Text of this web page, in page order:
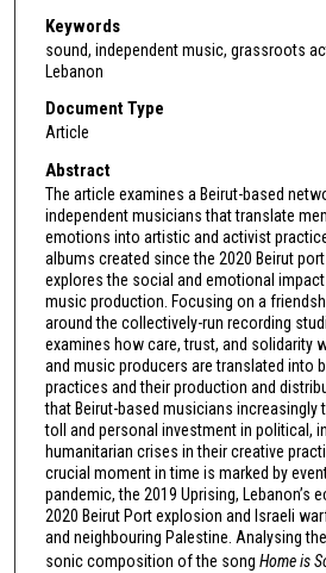
Keywords
sound, independent music, grassroots
Lebanon
Document Type
Article
Abstract
The article examines a Beirut-based
independent musicians that translate
emotions into artistic and activist
albums created since the 2020 Beirut
explores the social and emotional
music production. Focusing on a
around the collectively-run recording
examines how care, trust, and solidarity
and music producers are translated into
practices and their production and
that Beirut-based musicians increasingly
toll and personal investment in political,
humanitarian crises in their creative
crucial moment in time is marked by
pandemic, the 2019 Uprising, Lebanon’s
2020 Beirut Port explosion and Israeli
and neighbouring Palestine. Analysing
sonic composition of the song Home is